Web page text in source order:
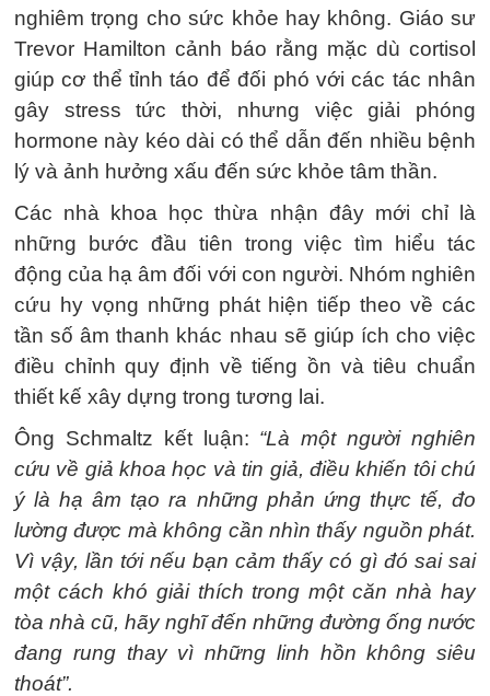
nghiêm trọng cho sức khỏe hay không. Giáo sư
Trevor Hamilton cảnh báo rằng mặc dù cortisol
giúp cơ thể tỉnh táo để đối phó với các tác nhân
gây stress tức thời, nhưng việc giải phóng
hormone này kéo dài có thể dẫn đến nhiều bệnh
lý và ảnh hưởng xấu đến sức khỏe tâm thần.
Các nhà khoa học thừa nhận đây mới chỉ là
những bước đầu tiên trong việc tìm hiểu tác
động của hạ âm đối với con người. Nhóm nghiên
cứu hy vọng những phát hiện tiếp theo về các
tần số âm thanh khác nhau sẽ giúp ích cho việc
điều chỉnh quy định về tiếng ồn và tiêu chuẩn
thiết kế xây dựng trong tương lai.
Ông Schmaltz kết luận: “Là một người nghiên
cứu về giả khoa học và tin giả, điều khiến tôi chú
ý là hạ âm tạo ra những phản ứng thực tế, đo
lường được mà không cần nhìn thấy nguồn phát.
Vì vậy, lần tới nếu bạn cảm thấy có gì đó sai sai
một cách khó giải thích trong một căn nhà hay
tòa nhà cũ, hãy nghĩ đến những đường ống nước
đang rung thay vì những linh hồn không siêu
thoát”.